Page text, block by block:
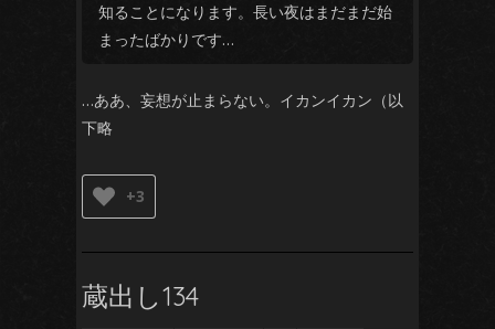
知ることになります。長い夜はまだまだ始
まったばかりです…
…ああ、妄想が止まらない。イカンイカン（以
下略
+3
蔵出し134